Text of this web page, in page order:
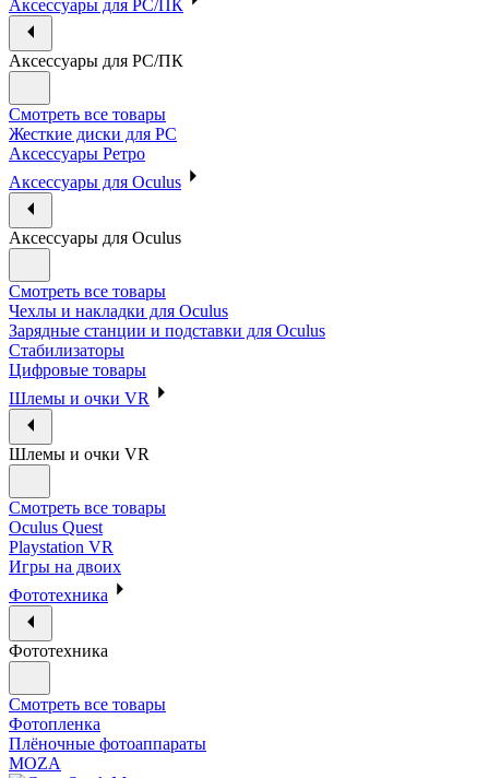
Аксессуары для PC/ПК
Аксессуары для PC/ПК
Смотреть все товары
Жесткие диски для PC
Аксессуары Ретро
Аксессуары для Oculus
Аксессуары для Oculus
Смотреть все товары
Чехлы и накладки для Oculus
Зарядные станции и подставки для Oculus
Стабилизаторы
Цифровые товары
Шлемы и очки VR
Шлемы и очки VR
Смотреть все товары
Oculus Quest
Playstation VR
Игры на двоих
Фототехника
Фототехника
Смотреть все товары
Фотопленка
Плёночные фотоаппараты
MOZA